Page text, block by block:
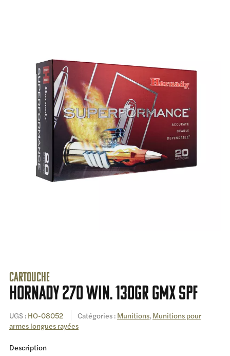
Cartouche
HORNADY 270 win. 130gr GMX SPF
UGS : HO-08052 Catégories : Munitions, Munitions pour
armes longues rayées
Description